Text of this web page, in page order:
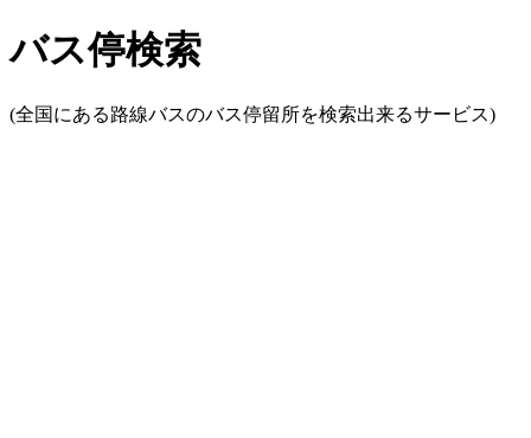
バス停検索
(全国にある路線バスのバス停留所を検索出来るサービス)